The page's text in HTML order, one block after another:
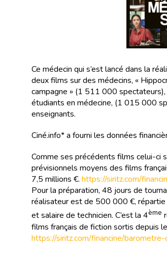
Ce médecin qui s’est lancé dans la
deux films sur des médecins, «
campagne » (1 511 000
étudiants en médecine, (1 015 000
enseignants.
Ciné.info* a fourni les données
Comme ses précédents films celui-ci
prévisionnels moyens des films
7,5 millions €. https://siritz.com/
Pour la préparation, 48 jours de
réalisateur est de 500 000 €, répartie
et salaire de technicien. C’est la 4ème
films français de fiction sortis depuis
https://siritz.com/financine/